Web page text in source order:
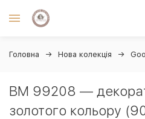
Головна Нова колекція
BM 99208 —
золотого кольору